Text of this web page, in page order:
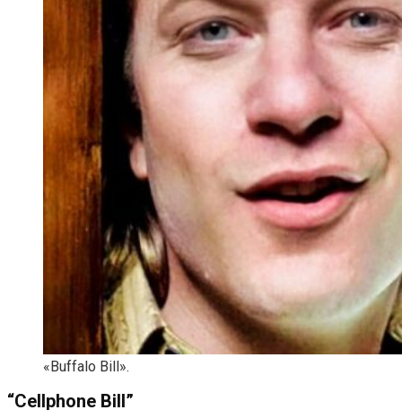
«Buffalo Bill».
“Cellphone Bill”